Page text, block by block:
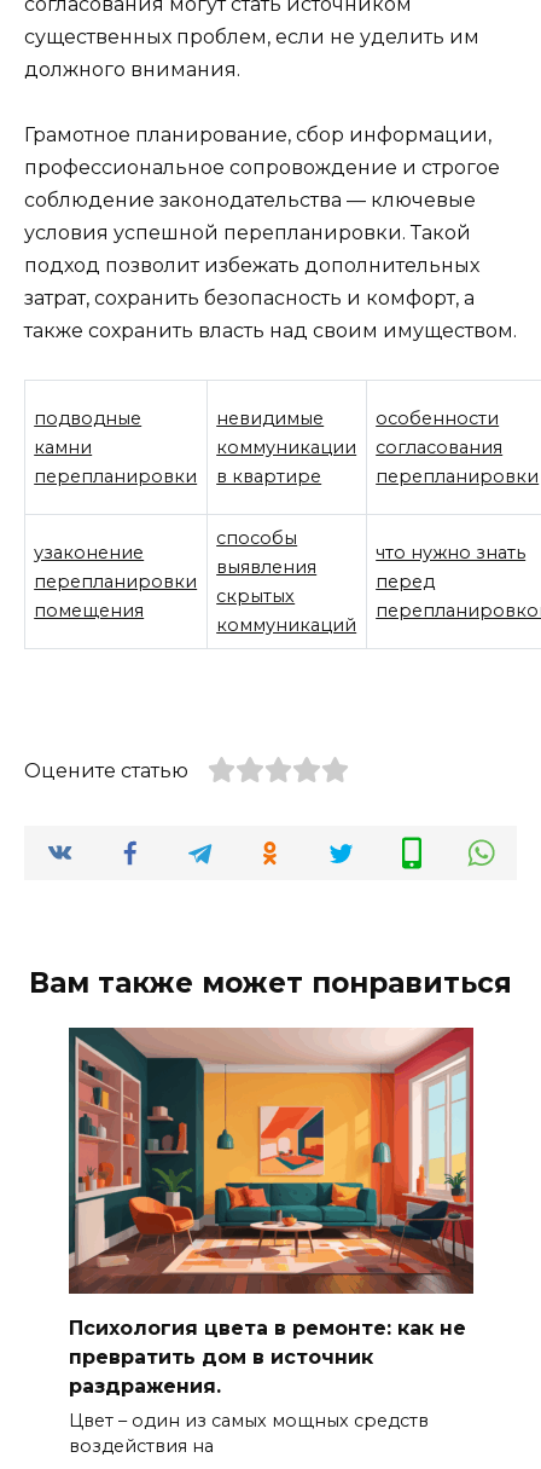
существенных проблем, если не уделить им
должного внимания.
Грамотное планирование, сбор информации,
профессиональное сопровождение и строгое
соблюдение законодательства — ключевые
условия успешной перепланировки. Такой
подход позволит избежать дополнительных
затрат, сохранить безопасность и комфорт, а
также сохранить власть над своим имуществом.
подводные
камни
перепланировки
невидимые
коммуникации
в квартире
особенности
согласования
перепланировки
узаконение
перепланировки
помещения
способы
выявления
скрытых
коммуникаций
что нужно знать
перед
Оцените статью
Вам также может понравиться
Психология цвета в ремонте: как не
превратить дом в источник
раздражения.
Цвет – один из самых мощных средств
воздействия на